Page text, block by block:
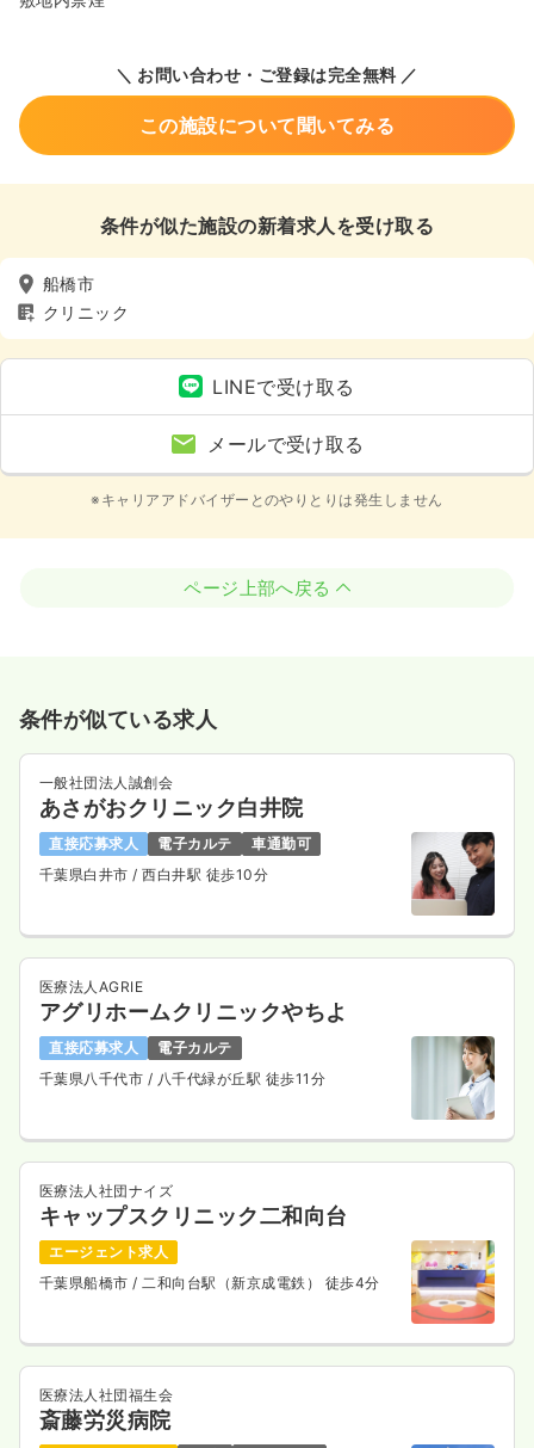
＼ お問い合わせ・ご登録は完全無料 ／
この施設について聞いてみる
条件が似た施設の新着求人を受け取る
船橋市
クリニック
LINEで受け取る
メールで受け取る
※キャリアアドバイザーとのやりとりは発生しません
ページ上部へ戻る
条件が似ている求人
一般社団法人誠創会
あさがおクリニック白井院
直接応募求人 電子カルテ
車通勤可
千葉県白井市 / 西白井駅 徒歩10分
医療法人AGRIE
アグリホームクリニックやちよ
直接応募求人
電子カルテ
千葉県八千代市 / 八千代緑が丘駅 徒歩11分
医療法人社団ナイズ
キャップスクリニック二和向台
エージェント求人
千葉県船橋市 / 二和向台駅（新京成電鉄） 徒歩4分
医療法人社団福生会
斎藤労災病院